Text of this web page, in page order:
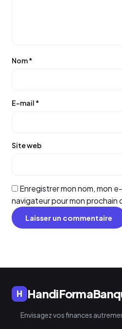
Nom*
E-mail *
Site web
Enregistrer mon nom, mon
navigateur pour mon prochain
H
Envisagez vos finances